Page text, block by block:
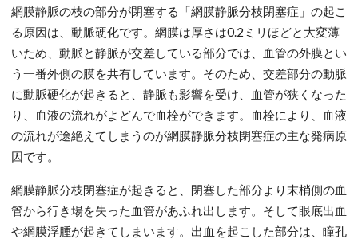
網膜静脈の枝の部分が閉塞する「網膜静脈分枝閉塞症」の起こ
る原因は、動脈硬化です。網膜は厚さは0.2ミリほどと大変薄
いため、動脈と静脈が交差している部分では、血管の外膜とい
う一番外側の膜を共有しています。そのため、交差部分の動脈
に動脈硬化が起きると、静脈も影響を受け、血管が狭くなった
り、血液の流れがよどんで血栓ができます。血栓により、血液
の流れが途絶えてしまうのが網膜静脈分枝閉塞症の主な発病原
因です。
網膜静脈分枝閉塞症が起きると、閉塞した部分より末梢側の血
管から行き場を失った血管があふれ出します。そして眼底出血
や網膜浮腫が起きてしまいます。出血を起こした部分は、瞳孔